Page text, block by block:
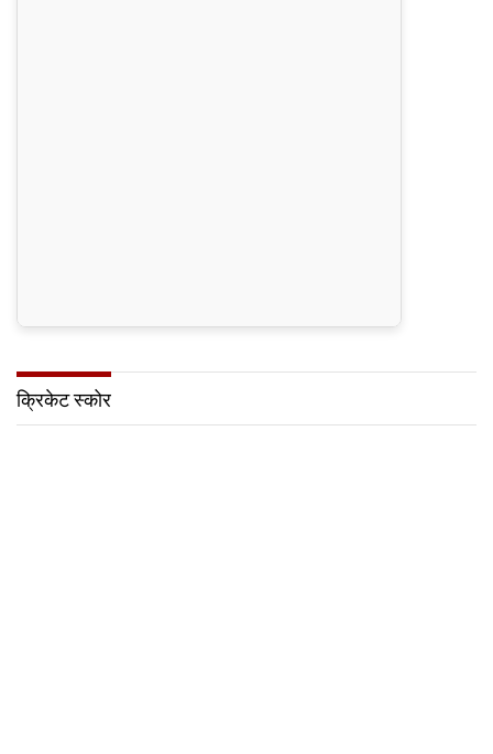
क्रिकेट स्कोर